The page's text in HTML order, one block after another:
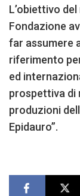
L’obiettivo
Fondazione
far assumere
riferimento
ed
prospettiva di
produzioni
Epidauro”.